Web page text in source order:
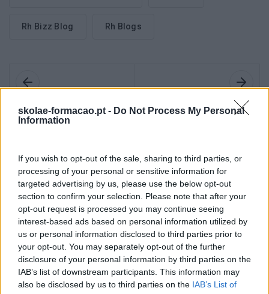
skolae-formacao.pt - Do Not Process My Personal
Information
If you wish to opt-out of the sale, sharing to third parties, or
processing of your personal or sensitive information for
targeted advertising by us, please use the below opt-out
section to confirm your selection. Please note that after your
opt-out request is processed you may continue seeing
interest-based ads based on personal information utilized by
us or personal information disclosed to third parties prior to
your opt-out. You may separately opt-out of the further
disclosure of your personal information by third parties on the
IAB’s list of downstream participants. This information may
also be disclosed by us to third parties on the IAB’s List of
Rh Bizz Blog Rh Blogs
Anterior
7 PERGUNTAS / 7
RESPONSÁVEL DE RH
DO GRUPO ADALBERTO
Seguinte
DIGITAL BRIAN SOLIS
2017’?
Também Poderá Gostar